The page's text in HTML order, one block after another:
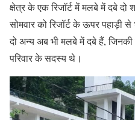
क्षेत्र के एक रिजॉर्ट में मलबे में दबे
सोमवार को रिजॉर्ट के ऊपर
दो अन्य अब भी मलबे में दबे हैं,
परिवार के सदस्य थे।